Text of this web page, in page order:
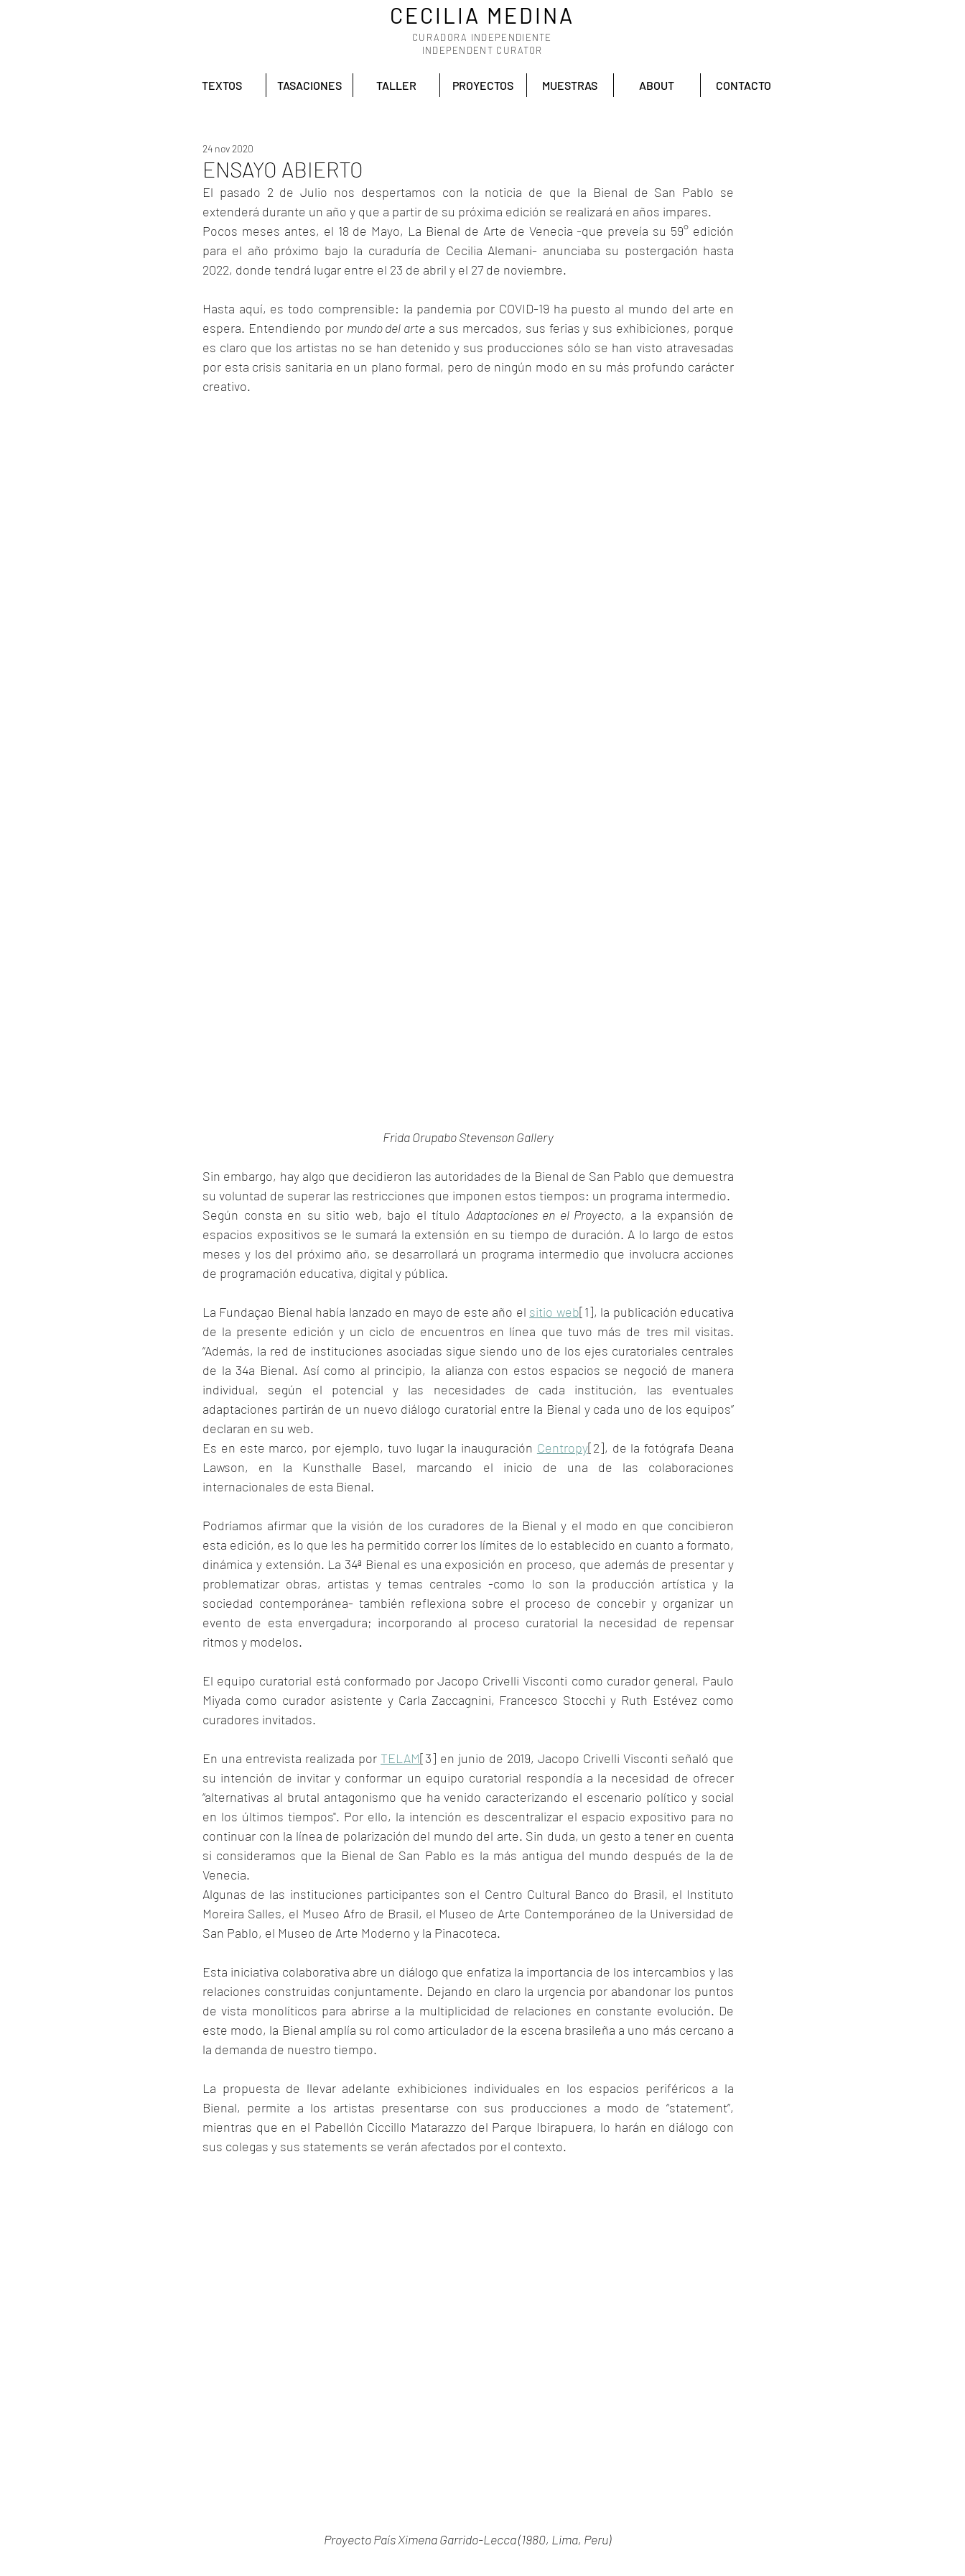
CECILIA MEDINA
CURADORA INDEPENDIENTE
INDEPENDENT CURATOR
TEXTOS TASACIONES TALLER PROYECTOS MUESTRAS ABOUT CONTACTO
ENSAYO ABIERTO
24 nov 2020
El pasado 2 de Julio nos despertamos con la noticia de que la Bienal de San Pablo se
extenderá durante un año y que a partir de su próxima edición se realizará en años impares.
Pocos meses antes, el 18 de Mayo, La Bienal de Arte de Venecia -que preveía su 59° edición
para el año próximo bajo la curaduría de Cecilia Alemani- anunciaba su postergación hasta
2022, donde tendrá lugar entre el 23 de abril y el 27 de noviembre.
Hasta aquí, es todo comprensible: la pandemia por COVID-19 ha puesto al mundo del arte en
espera. Entendiendo por mundo del arte a sus mercados, sus ferias y sus exhibiciones, porque
es claro que los artistas no se han detenido y sus producciones sólo se han visto atravesadas
por esta crisis sanitaria en un plano formal, pero de ningún modo en su más profundo carácter
creativo.
Frida Orupabo Stevenson Gallery
Sin embargo, hay algo que decidieron las autoridades de la Bienal de San Pablo que demuestra
su voluntad de superar las restricciones que imponen estos tiempos: un programa intermedio.
Según consta en su sitio web, bajo el título Adaptaciones en el Proyecto, a la expansión de
espacios expositivos se le sumará la extensión en su tiempo de duración. A lo largo de estos
meses y los del próximo año, se desarrollará un programa intermedio que involucra acciones
de programación educativa, digital y pública.
La Fundaçao Bienal había lanzado en mayo de este año el sitio web[1], la publicación educativa
de la presente edición y un ciclo de encuentros en línea que tuvo más de tres mil visitas.
“Además, la red de instituciones asociadas sigue siendo uno de los ejes curatoriales centrales
de la 34a Bienal. Así como al principio, la alianza con estos espacios se negoció de manera
individual, según el potencial y las necesidades de cada institución, las eventuales
adaptaciones partirán de un nuevo diálogo curatorial entre la Bienal y cada uno de los equipos”
declaran en su web.
Es en este marco, por ejemplo, tuvo lugar la inauguración Centropy[2], de la fotógrafa Deana
Lawson, en la Kunsthalle Basel, marcando el inicio de una de las colaboraciones
internacionales de esta Bienal.
Podríamos afirmar que la visión de los curadores de la Bienal y el modo en que concibieron
esta edición, es lo que les ha permitido correr los límites de lo establecido en cuanto a formato,
dinámica y extensión. La 34ª Bienal es una exposición en proceso, que además de presentar y
problematizar obras, artistas y temas centrales -como lo son la producción artística y la
sociedad contemporánea- también reflexiona sobre el proceso de concebir y organizar un
evento de esta envergadura; incorporando al proceso curatorial la necesidad de repensar
ritmos y modelos.
El equipo curatorial está conformado por Jacopo Crivelli Visconti como curador general, Paulo
Miyada como curador asistente y Carla Zaccagnini, Francesco Stocchi y Ruth Estévez como
curadores invitados.
En una entrevista realizada por TELAM[3] en junio de 2019, Jacopo Crivelli Visconti señaló que
su intención de invitar y conformar un equipo curatorial respondía a la necesidad de ofrecer
“alternativas al brutal antagonismo que ha venido caracterizando el escenario político y social
en los últimos tiempos". Por ello, la intención es descentralizar el espacio expositivo para no
continuar con la línea de polarización del mundo del arte. Sin duda, un gesto a tener en cuenta
si consideramos que la Bienal de San Pablo es la más antigua del mundo después de la de
Venecia.
Algunas de las instituciones participantes son el Centro Cultural Banco do Brasil, el Instituto
Moreira Salles, el Museo Afro de Brasil, el Museo de Arte Contemporáneo de la Universidad de
San Pablo, el Museo de Arte Moderno y la Pinacoteca.
Esta iniciativa colaborativa abre un diálogo que enfatiza la importancia de los intercambios y las
relaciones construidas conjuntamente. Dejando en claro la urgencia por abandonar los puntos
de vista monolíticos para abrirse a la multiplicidad de relaciones en constante evolución. De
este modo, la Bienal amplía su rol como articulador de la escena brasileña a uno más cercano a
la demanda de nuestro tiempo.
La propuesta de llevar adelante exhibiciones individuales en los espacios periféricos a la
Bienal, permite a los artistas presentarse con sus producciones a modo de “statement”,
mientras que en el Pabellón Ciccillo Matarazzo del Parque Ibirapuera, lo harán en diálogo con
sus colegas y sus statements se verán afectados por el contexto.
Proyecto País Ximena Garrido-Lecca (1980, Lima, Peru)